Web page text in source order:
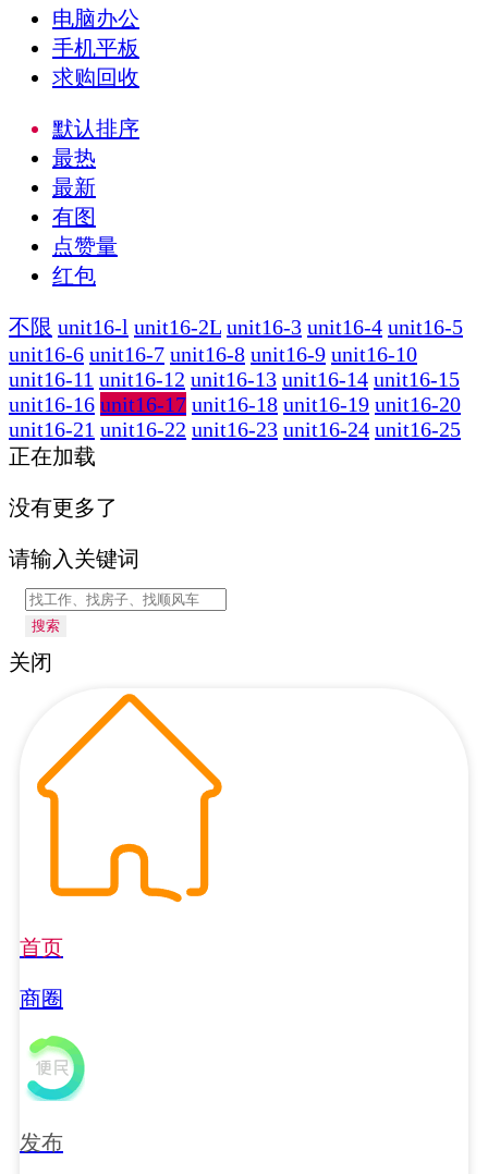
电脑办公
手机平板
求购回收
默认排序
最热
最新
有图
点赞量
红包
不限 unit16-l unit16-2L unit16-3 unit16-4 unit16-5
unit16-6 unit16-7 unit16-8 unit16-9 unit16-10
unit16-11 unit16-12 unit16-13 unit16-14 unit16-15
unit16-16 unit16-17 unit16-18 unit16-19 unit16-20
unit16-21 unit16-22 unit16-23 unit16-24 unit16-25
正在加载
没有更多了
请输入关键词
搜索
关闭
首页
商圈
发布